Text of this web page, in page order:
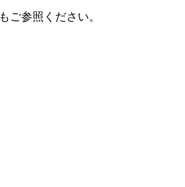
もご参照ください。